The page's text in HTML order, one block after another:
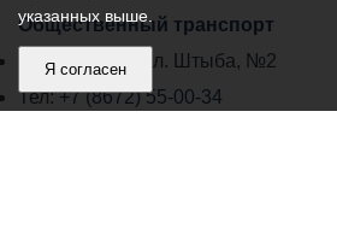
Общественный транспорт
Владикавказ, пл. Штыба, №2
Тел:+7 (8672) 55-00-34
указанных выше.
Я согласен